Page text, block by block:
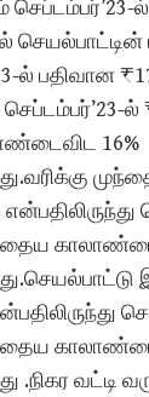
செப்டம்பர்’23-
செயல்பாட்டின்
ல் பதிவான
செப்டம்பர்’23-
16%
.நிகர வட்டி